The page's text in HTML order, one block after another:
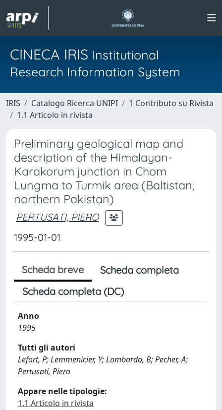
CINECA IRIS Institutional
Research Information System
IRIS Catalogo Ricerca UNIPI
1 Contributo su Rivista
1.1 Articolo in rivista
Preliminary geological map and
description of the Himalayan-
Karakorum junction in Chom
Lungma to Turmik area (Baltistan,
northern Pakistan)
PERTUSATI, PIERO
1995-01-01
Scheda breve
Scheda completa
Scheda completa (DC)
Anno
1995
Tutti gli autori
Lefort, P; Lemmenicier, Y; Lombardo, B; Pecher, A;
Pertusati, Piero
Appare nelle tipologie:
1.1 Articolo in rivista